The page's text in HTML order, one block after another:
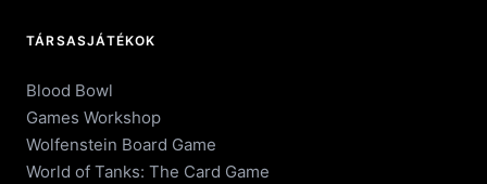
TÁRSASJÁTÉKOK
Blood Bowl
Games Workshop
Wolfenstein Board Game
World of Tanks: The Card Game